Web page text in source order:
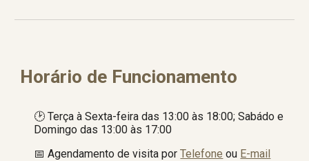
Horário de Funcionamento
🕑Terça à Sexta-feira das 13:00 às 18:00; Sabádo e
Domingo das 13:00 às 17:00
📅 Agendamento de visitaporTelefone ou E-mail